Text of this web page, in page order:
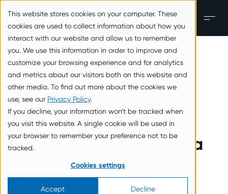
This website stores cookies on your computer. These
cookies are used to collect information about how you
interact with our website and allow us to remember
you. We use this information in order to improve and
customize your browsing experience and for analytics
and metrics about our visitors both on this website and
other media. To find out more about the cookies we
use, see our Privacy Policy.
If you decline, your information won’t be tracked when
you visit this website. A single cookie will be used in
your browser to remember your preference not to be
tracked.
Cookies settings
Accept Decline
zum Inhalt springen
IT
Torna alla panoramica
Analisi della sicurezza
delle infrastrutture di
ricarica pubbliche per la
mobilità elettrica